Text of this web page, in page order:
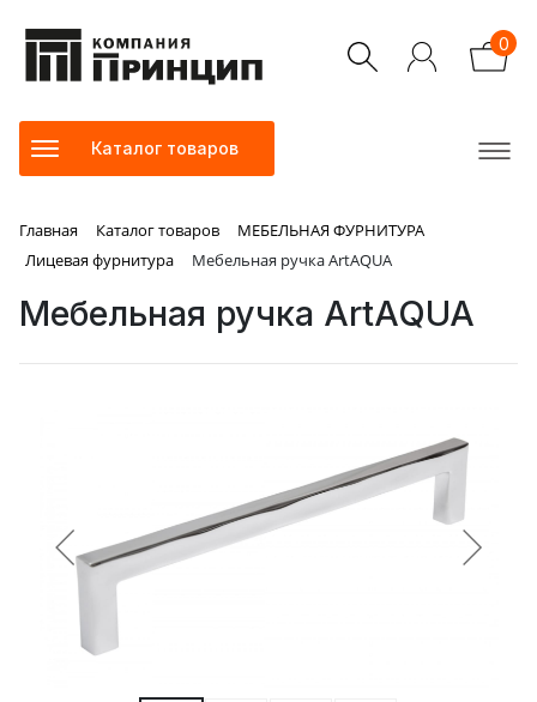
0
Каталог товаров
Главная Каталог товаров
МЕБЕЛЬНАЯ ФУРНИТУРА
Лицевая фурнитура
Мебельная ручка ArtAQUA
Мебельная ручка ArtAQUA